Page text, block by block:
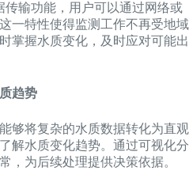
传输功能，用户可以通过网络或
一特性使得监测工作不再受地域
掌握水质变化，及时应对可能出
趋势
够将复杂的水质数据转化为直观
解水质变化趋势。通过可视化分
，为后续处理提供决策依据。